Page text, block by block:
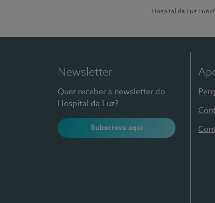
Hospital da Luz
Newsletter
Quer receber a newsletter do
Hospital da Luz?
Subscreva aqui